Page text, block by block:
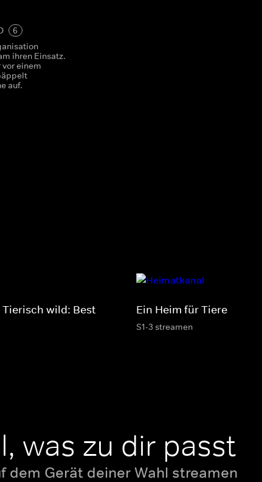
6
ihren Einsatz.
einem
auf.
Tierisch wild: Best
Ein Heim für Tiere
S1-3 streamen
was zu dir passt
dem Gerät deiner Wahl streamen